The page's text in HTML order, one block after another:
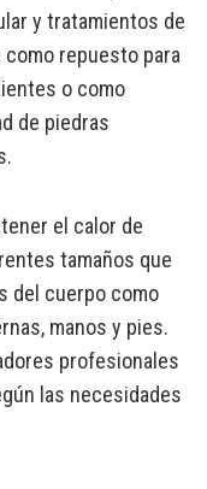
y tratamientos de
repuesto para
o como
de piedras
el calor de
tamaños que
del cuerpo como
manos y pies.
profesionales
las necesidades